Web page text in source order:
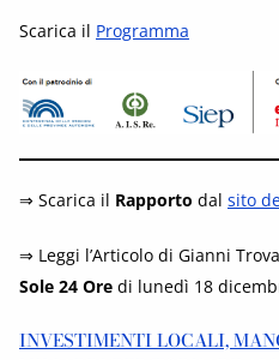
Scarica il Programma
⇒ Scarica il Rapporto dal sito
⇒ Leggi l’Articolo di Gianni
Sole 24 Ore di lunedì 18
INVESTIMENTI LOCALI,